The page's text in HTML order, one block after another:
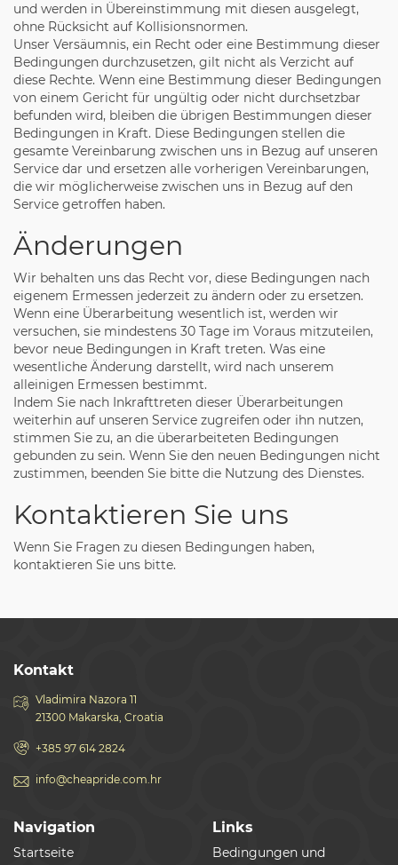
und werden in Übereinstimmung mit diesen ausgelegt,
ohne Rücksicht auf Kollisionsnormen.
Unser Versäumnis, ein Recht oder eine Bestimmung dieser
Bedingungen durchzusetzen, gilt nicht als Verzicht auf
diese Rechte. Wenn eine Bestimmung dieser Bedingungen
von einem Gericht für ungültig oder nicht durchsetzbar
befunden wird, bleiben die übrigen Bestimmungen dieser
Bedingungen in Kraft. Diese Bedingungen stellen die
gesamte Vereinbarung zwischen uns in Bezug auf unseren
Service dar und ersetzen alle vorherigen Vereinbarungen,
die wir möglicherweise zwischen uns in Bezug auf den
Service getroffen haben.
Änderungen
Wir behalten uns das Recht vor, diese Bedingungen nach
eigenem Ermessen jederzeit zu ändern oder zu ersetzen.
Wenn eine Überarbeitung wesentlich ist, werden wir
versuchen, sie mindestens 30 Tage im Voraus mitzuteilen,
bevor neue Bedingungen in Kraft treten. Was eine
wesentliche Änderung darstellt, wird nach unserem
alleinigen Ermessen bestimmt.
Indem Sie nach Inkrafttreten dieser Überarbeitungen
weiterhin auf unseren Service zugreifen oder ihn nutzen,
stimmen Sie zu, an die überarbeiteten Bedingungen
gebunden zu sein. Wenn Sie den neuen Bedingungen nicht
zustimmen, beenden Sie bitte die Nutzung des Dienstes.
Kontaktieren Sie uns
Wenn Sie Fragen zu diesen Bedingungen haben,
kontaktieren Sie uns bitte.
Kontakt
Vladimira Nazora 11
21300 Makarska, Croatia
+385 97 614 2824
info@cheapride.com.hr
Navigation
Startseite
Links
Bedingungen und